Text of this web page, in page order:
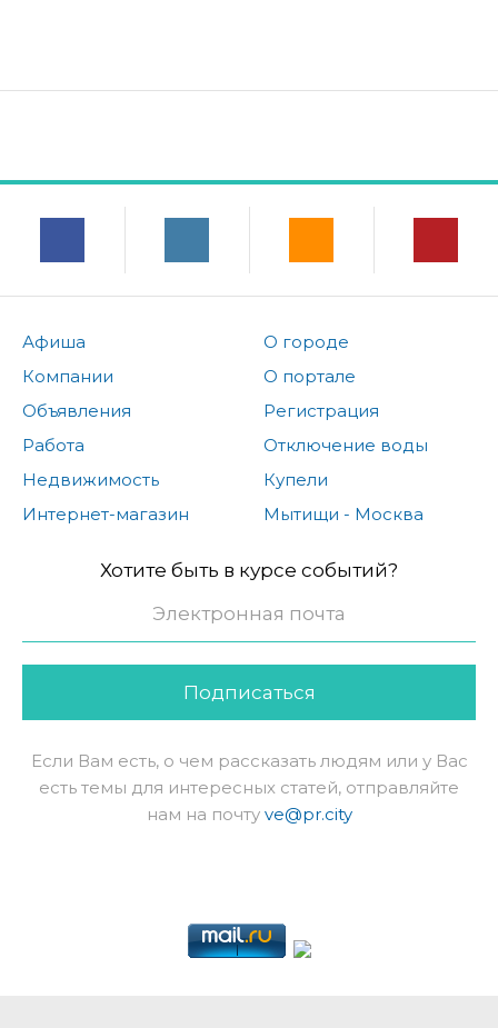
Афиша
Компании
Объявления
Работа
Недвижимость
Интернет-магазин
О городе
О портале
Регистрация
Отключение воды
Купели
Мытищи - Москва
Хотите быть в курсе событий?
Подписаться
Если Вам есть, о чем рассказать людям или у Вас
есть темы для интересных статей, отправляйте
нам на почту ve@pr.city